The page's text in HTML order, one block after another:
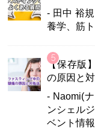
- 田中 裕
養学、筋
【保存版
の原因と
- Naomi(
ンシェル
ベント情